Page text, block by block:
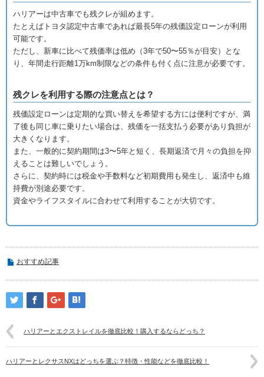
ハリアーは中古車でも残クレが組めます。
たとえばトヨタ認定中古車であれば最長5年の残価設定ローンが利用
可能です。
ただし、新車に比べて残価率は低め（3年で50〜55％が目安）とな
り、年間走行距離1万km制限などの条件も付く点に注意が必要です。
残クレを利用する際の注意点とは？
残価設定ローンは定期的な買い替えを希望する方には便利ですが、満
了後も同じ車に乗りたい場合は、残価を一括支払う必要があり負担が
大きくなります。
また、一般的に契約期間は3〜5年と短く、長期返済で月々の負担を抑
えることは難しいでしょう。
さらに、契約時には税金や手数料など初期費用も発生し、返済中も維
持費が別途必要です。
資金やライフスタイルに合わせて利用することが大切です。
おすすめ記事
ハリアーとエクストレイルを徹底比較！購入するならどっち？
ハリアーとレクサスNXはどっちを選ぶ？特徴・性能などを徹底比較！